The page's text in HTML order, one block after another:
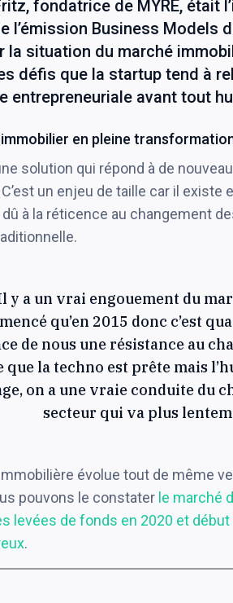
fondatrice de MYRE, était
l’émission Business Models
la situation du marché
défis que la startup tend à
entrepreneuriale avant tout
en pleine
solution qui répond à de
un enjeu de taille car il
à la réticence au changement
y a un vrai engouement du
qu’en 2015 donc c’est
de nous une résistance au
que la techno est prête mais
on a une vraie conduite du
secteur qui va plus
évolue tout de même
pouvons le constater le marché
levées de fonds en 2020 et
.